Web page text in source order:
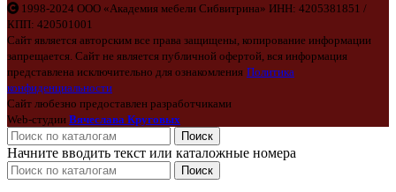
1998-2024 ООО «Академия мебели Сибвитрина» ИНН: 4205381851 /
КПП: 420501001
Сайт является авторским все права защищены, копирование информации
запрещается. Сайт не является публичной офертой, вся информация
представлена исключительно для ознакомления Политика
конфиденциальности
Сайт любезно предоставлен разработчиками
Web-студии Вячеслава Круговых
Поиск
Начните вводить текст или каталожные номера
Поиск